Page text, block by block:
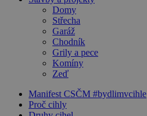
Domy
Střecha
Garáž
Chodník
Grily a pece
Komíny
Zeď
Manifest CSČM #bydlimvcihle
Proč cihly